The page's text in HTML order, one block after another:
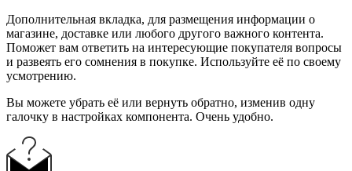
Дополнительная вкладка, для размещения информации о
магазине, доставке или любого другого важного контента.
Поможет вам ответить на интересующие покупателя вопросы
и развеять его сомнения в покупке. Используйте её по своему
усмотрению.
Вы можете убрать её или вернуть обратно, изменив одну
галочку в настройках компонента. Очень удобно.